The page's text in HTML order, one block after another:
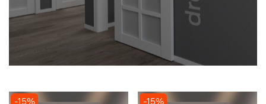
-15% -15%